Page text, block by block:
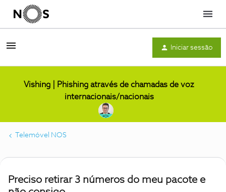
Menu
Iniciar sessão
Vishing | Phishing através de chamadas de voz
internacionais/nacionais
Telemóvel NOS
Preciso retirar 3 números do meu pacote e